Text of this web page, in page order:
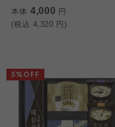
本体 4,000 円
(税込 4,320 円)
5%OFF